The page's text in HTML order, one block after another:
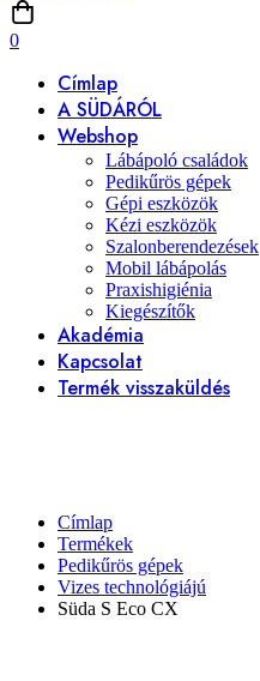
0
Címlap
A SÜDÁRÓL
Webshop
Lábápoló családok
Pedikűrös gépek
Gépi eszközök
Kézi eszközök
Szalonberendezések
Mobil lábápolás
Praxishigiénia
Kiegészítők
Akadémia
Kapcsolat
Termék visszaküldés
Címlap
Termékek
Pedikűrös gépek
Vizes technológiájú
Süda S Eco CX